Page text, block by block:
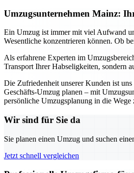
Umzugsunternehmen Mainz:
Ein Umzug ist immer mit viel Aufwand
Wesentliche konzentrieren können. Ob
Als erfahrene Experten im
Transport Ihrer Habseligkeiten, sondern
Die Zufriedenheit unserer Kunden ist
Geschäfts-Umzug planen – mit
persönliche Umzugsplanung in die Wege
Wir sind für Sie da
Sie planen einen Umzug und suchen
Jetzt schnell vergleichen